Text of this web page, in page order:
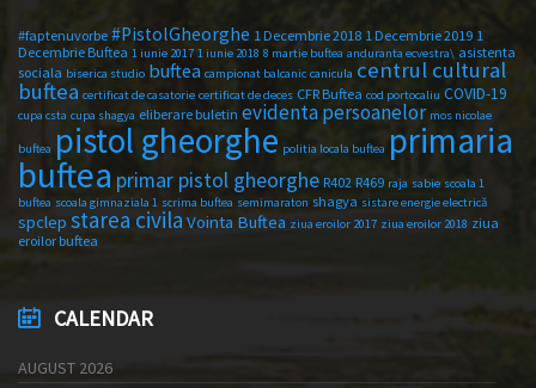
#faptenuvorbe #PistolGheorghe 1 Decembrie 2018 1 Decembrie 2019 1
Decembrie Buftea 1 iunie 2017 1 iunie 2018 8 martie buftea anduranta ecvestra\ asistenta
sociala biserica studio buftea campionat balcanic canicula centrul cultural
buftea certificat de casatorie certificat de deces CFR Buftea cod portocaliu COVID-19
cupa csta cupa shagya eliberare buletin evidenta persoanelor mos nicolae
buftea pistol gheorghe politia locala buftea primaria
buftea primar pistol gheorghe R402 R469 raja sabie scoala 1
buftea scoala gimnaziala 1 scrima buftea semimaraton shagya sistare energie electrică
spclep starea civila Vointa Buftea ziua eroilor 2017 ziua eroilor 2018 ziua
eroilor buftea
CALENDAR
AUGUST 2026